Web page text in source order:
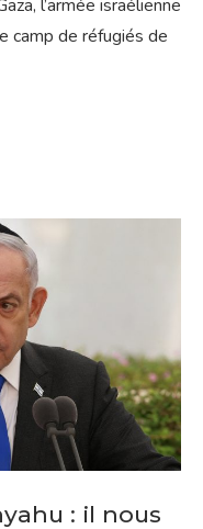
l’armée israélienne
camp de réfugiés de
: il nous